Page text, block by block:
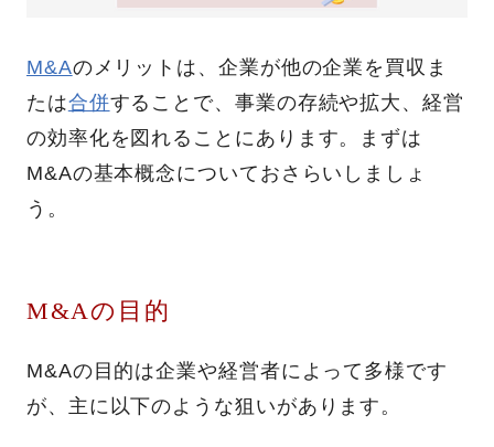
M&Aのメリットは、企業が他の企業を買収ま
たは合併することで、事業の存続や拡大、経営
の効率化を図れることにあります。まずは
M&Aの基本概念についておさらいしましょ
う。
M&Aの目的
M&Aの目的は企業や経営者によって多様です
が、主に以下のような狙いがあります。